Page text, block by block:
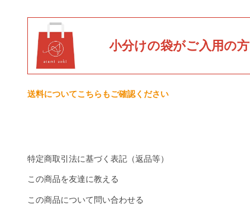
小分けの袋がご入用の方
送料についてこちらもご確認ください
特定商取引法に基づく表記（返品等）
この商品を友達に教える
この商品について問い合わせる